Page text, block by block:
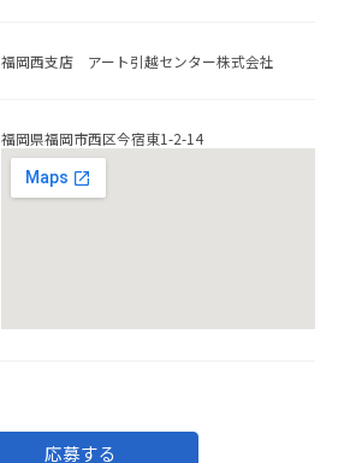
福岡西支店 アート引越センター株式会社
福岡県福岡市西区今宿東1-2-14
応募する